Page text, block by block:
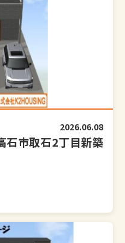
2026.06.08
市取石2丁目新築